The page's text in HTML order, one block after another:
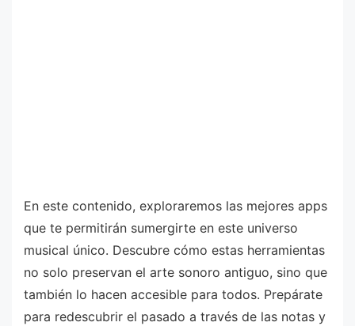
En este contenido, exploraremos las mejores apps
que te permitirán sumergirte en este universo
musical único. Descubre cómo estas herramientas
no solo preservan el arte sonoro antiguo, sino que
también lo hacen accesible para todos. Prepárate
para redescubrir el pasado a través de las notas y